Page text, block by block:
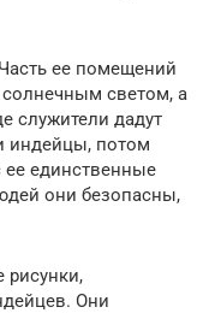
ее помещений
светом, а
служители дадут
индейцы, потом
ее единственные
они безопасны,
рисунки,
Они